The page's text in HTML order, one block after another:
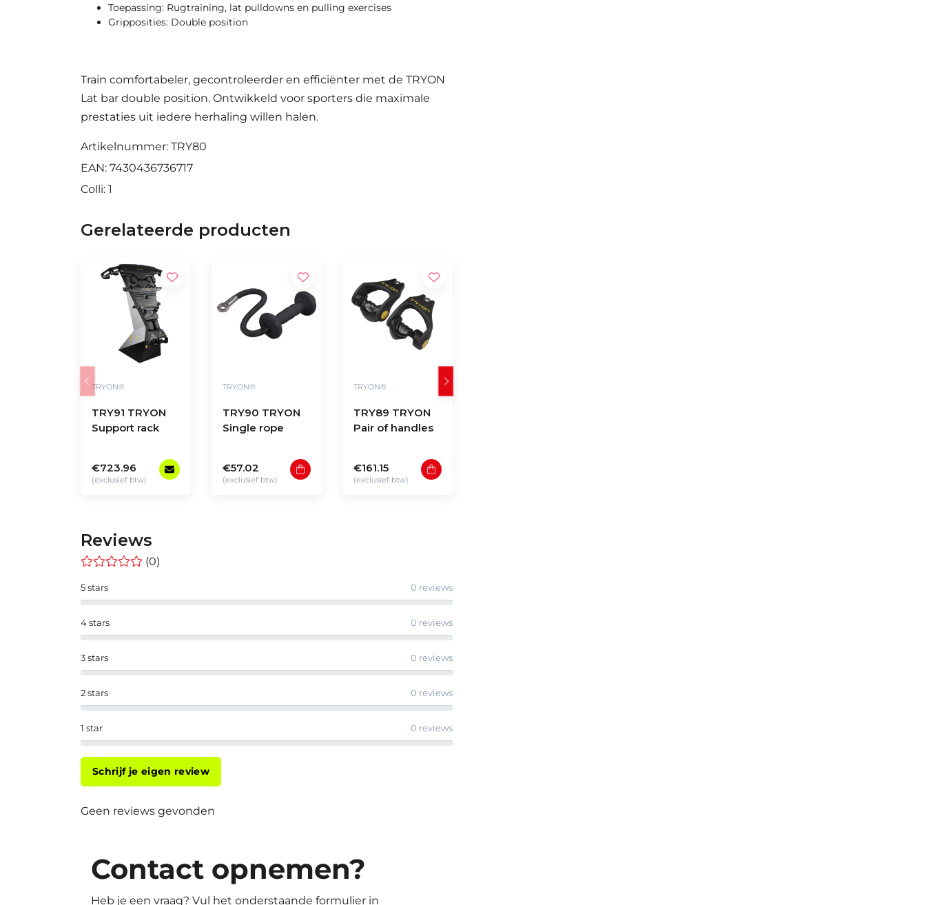
Toepassing: Rugtraining, lat pulldowns en pulling exercises
Gripposities: Double position
Train comfortabeler, gecontroleerder en efficiënter met de TRYON
Lat bar double position. Ontwikkeld voor sporters die maximale
prestaties uit iedere herhaling willen halen.
Artikelnummer: TRY80
EAN: 7430436736717
Colli: 1
Gerelateerde producten
TRYON®
TRY91 TRYON
Support rack
€723.96
(exclusief btw)
TRYON®
TRY90 TRYON
Single rope
€57.02
(exclusief btw)
TRYON®
TRY89 TRYON
Pair of handles
€161.15
(exclusief btw)
Reviews
(0)
1 star 0 reviews
2 stars 0 reviews
3 stars 0 reviews
4 stars 0 reviews
5 stars 0 reviews
Schrijf je eigen review
Geen reviews gevonden
Contact opnemen?
Heb je een vraag? Vul het onderstaande formulier in